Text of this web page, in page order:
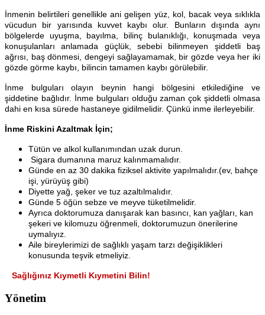
İnmenin belirtileri genellikle ani gelişen yüz, kol, bacak veya sıklıkla
vücudun bir yarısında kuvvet kaybı olur. Bunların dışında aynı
bölgelerde uyuşma, bayılma, bilinç bulanıklığı, konuşmada veya
konuşulanları anlamada güçlük, sebebi bilinmeyen şiddetli baş
ağrısı, baş dönmesi, dengeyi sağlayamamak, bir gözde veya her iki
gözde görme kaybı, bilincin tamamen kaybı görülebilir.
İnme bulguları olayın beynin hangi bölgesini etkilediğine ve
şiddetine bağlıdır. İnme bulguları olduğu zaman çok şiddetli olmasa
dahi en kısa sürede hastaneye gidilmelidir. Çünkü inme ilerleyebilir.
İnme Riskini Azaltmak İçin;
Tütün ve alkol kullanımından uzak durun.
Sigara dumanına maruz kalınmamalıdır.
Günde en az 30 dakika fiziksel aktivite yapılmalıdır.(ev, bahçe
işi, yürüyüş gibi)
Diyette yağ, şeker ve tuz azaltılmalıdır.
Günde 5 öğün sebze ve meyve tüketilmelidir.
Ayrıca doktorumuza danışarak kan basıncı, kan yağları, kan
şekeri ve kilomuzu öğrenmeli, doktorumuzun önerilerine
uymalıyız.
Aile bireylerimizi de sağlıklı yaşam tarzı değişiklikleri
konusunda teşvik etmeliyiz.
Sağlığınız Kıymetli Kıymetini Bilin!
Yönetim